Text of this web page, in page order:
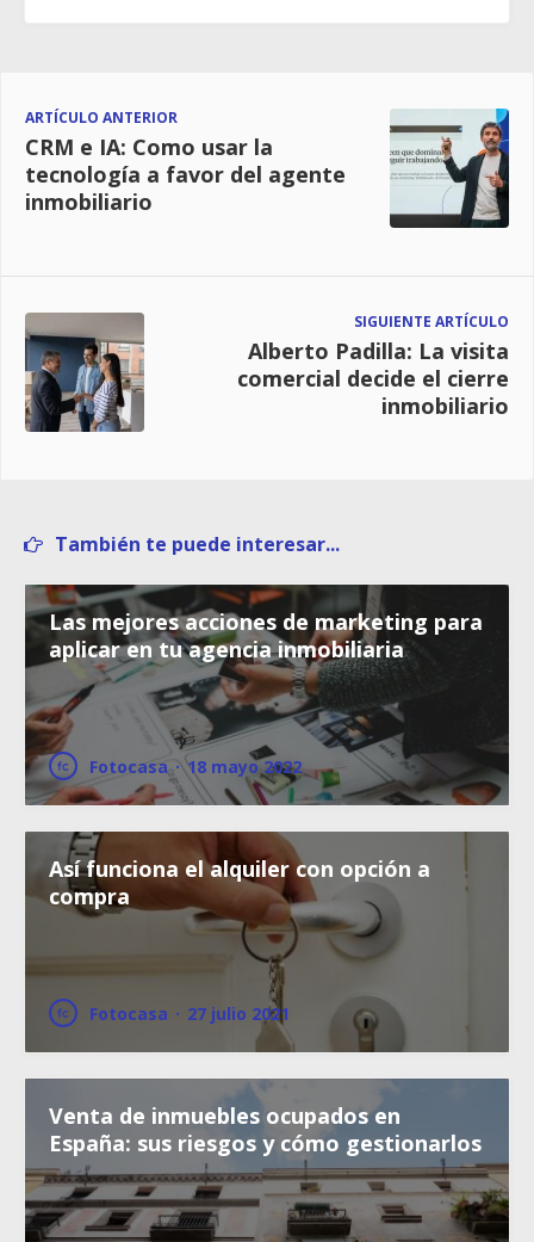
ARTÍCULO ANTERIOR
CRM e IA: Como usar la
tecnología a favor del agente
inmobiliario
SIGUIENTE ARTÍCULO
Alberto Padilla: La visita
comercial decide el cierre
inmobiliario
También te puede interesar...
Las mejores acciones de marketing para
aplicar en tu agencia inmobiliaria
Fotocasa · 18 mayo 2022
Así funciona el alquiler con opción a
compra
Fotocasa · 27 julio 2021
Venta de inmuebles ocupados en
España: sus riesgos y cómo gestionarlos